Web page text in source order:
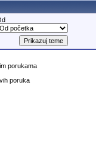
porukama
poruka